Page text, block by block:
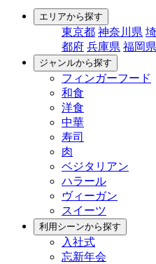
エリアから探す
東京都 神奈川県
都府 兵庫県 福岡県
ジャンルから探す
フィンガーフード
和食
洋食
中華
寿司
肉
ベジタリアン
ハラール
ヴィーガン
スイーツ
利用シーンから探す
入社式
忘新年会